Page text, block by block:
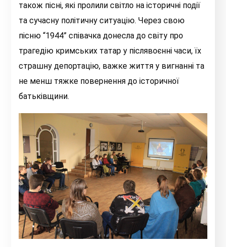
також пісні, які пролили світло на історичні події
та сучасну політичну ситуацію. Через свою
пісню “1944” співачка донесла до світу про
трагедію кримських татар у післявоєнні часи, їх
страшну депортацію, важке життя у вигнанні та
не менш тяжке повернення до історичної
батьківщини.